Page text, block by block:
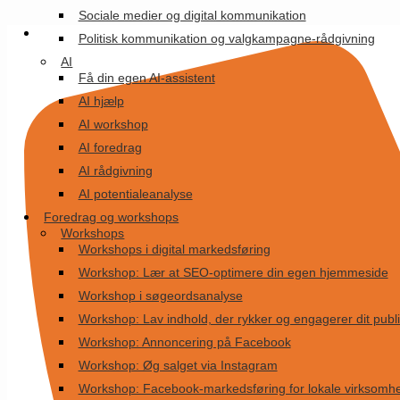
Sociale medier og digital kommunikation
Politisk kommunikation og valgkampagne-rådgivning
AI
Få din egen AI-assistent
AI hjælp
AI workshop
AI foredrag
AI rådgivning
AI potentialeanalyse
Foredrag og workshops
Workshops
Workshops i digital markedsføring
Workshop: Lær at SEO-optimere din egen hjemmeside
Workshop i søgeordsanalyse
Workshop: Lav indhold, der rykker og engagerer dit
Workshop: Annoncering på Facebook
Workshop: Øg salget via Instagram
Workshop: Facebook-markedsføring for lokale